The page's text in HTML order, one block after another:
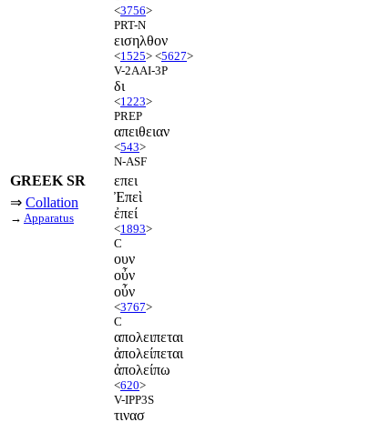
<3756>
PRT-N
εισηλθον
<1525> <5627>
V-2AAI-3P
δι
<1223>
PREP
απειθειαν
<543>
N-ASF
GREEK SR
⇒ Collation
→ Apparatus
επει
Ἐπεὶ
ἐπεί
<1893>
C
ουν
οὖν
οὖν
<3767>
C
απολειπεται
ἀπολείπεται
ἀπολείπω
<620>
V-IPP3S
τινασ